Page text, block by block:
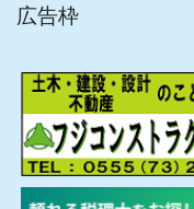
広告枠